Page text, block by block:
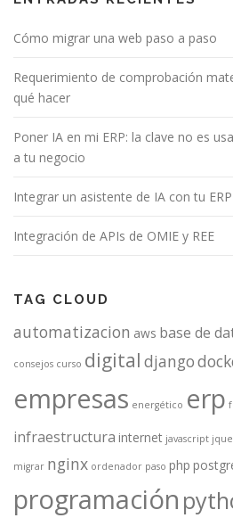
Cómo migrar una web paso a paso
Requerimiento de comprobación
qué hacer
Poner IA en mi ERP: la clave no es
a tu negocio
Integrar un asistente de IA con tu
Integración de APIs de OMIE y REE
TAG CLOUD
automatizacion aws base de
consejos curso digital django
empresas energético erp
infraestructura internet javascript
migrar nginx ordenador paso php
programación